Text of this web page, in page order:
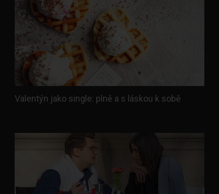
Valentýn jako single: plně a s láskou k sobě